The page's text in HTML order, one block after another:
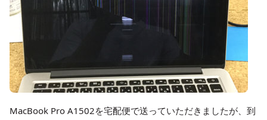
MacBook Pro A1502を宅配便で送っていただきましたが、到